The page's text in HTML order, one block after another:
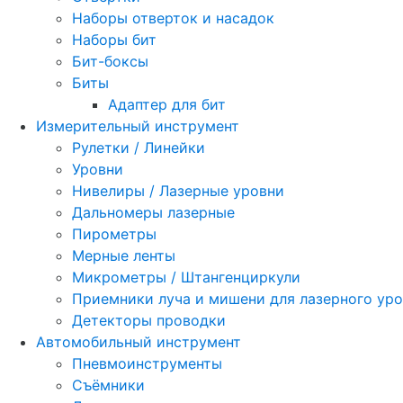
Наборы отверток и насадок
Наборы бит
Бит-боксы
Биты
Адаптер для бит
Измерительный инструмент
Рулетки / Линейки
Уровни
Нивелиры / Лазерные уровни
Дальномеры лазерные
Пирометры
Мерные ленты
Микрометры / Штангенциркули
Приемники луча и мишени для лазерного
Детекторы проводки
Автомобильный инструмент
Пневмоинструменты
Съёмники